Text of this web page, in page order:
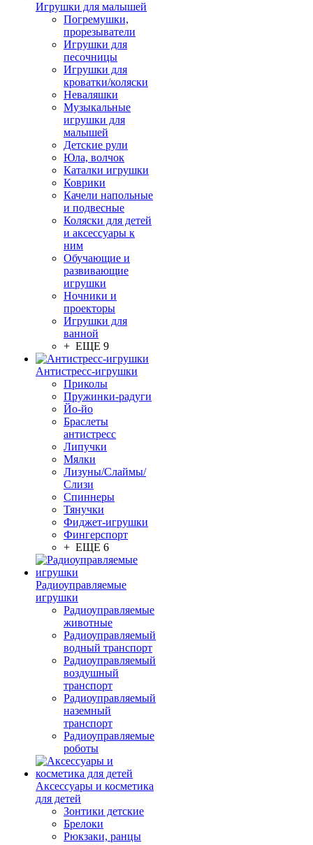
Игрушки для малышей
Погремушки,
прорезыватели
Игрушки для
песочницы
Игрушки для
кроватки/коляски
Неваляшки
Музыкальные
игрушки для
малышей
Детские рули
Юла, волчок
Каталки игрушки
Коврики
Качели напольные
и подвесные
Коляски для детей
и аксессуары к
ним
Обучающие и
развивающие
игрушки
Ночники и
проекторы
Игрушки для
ванной
+ ЕЩЕ 9
Антистресс-игрушки
Приколы
Пружинки-радуги
Йо-йо
Браслеты
антистресс
Липучки
Мялки
Лизуны/Слаймы/
Слизи
Спиннеры
Тянучки
Фиджет-игрушки
Фингерспорт
+ ЕЩЕ 6
Радиоуправляемые
игрушки
Радиоуправляемые
животные
Радиоуправляемый
водный транспорт
Радиоуправляемый
воздушный
транспорт
Радиоуправляемый
наземный
транспорт
Радиоуправляемые
роботы
Аксессуары и косметика
для детей
Зонтики детские
Брелоки
Рюкзаки, ранцы